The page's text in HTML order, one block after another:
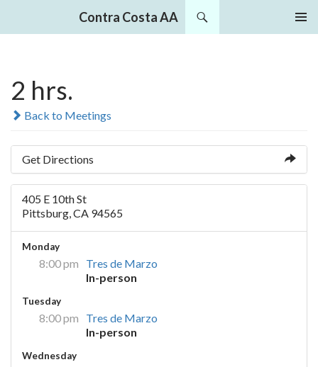
Contra Costa AA
2 hrs.
Back to Meetings
Get Directions
405 E 10th St
Pittsburg, CA 94565
Monday
8:00 pm
Tres de Marzo
In-person
Tuesday
8:00 pm
Tres de Marzo
In-person
Wednesday